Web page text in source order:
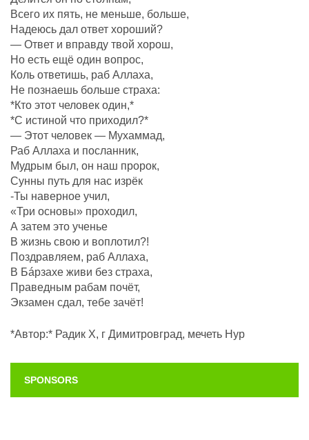
Всего их пять, не меньше, больше,
Надеюсь дал ответ хороший?
— Ответ и вправду твой хорош,
Но есть ещё один вопрос,
Коль ответишь, раб Аллаха,
Не познаешь больше страха:
*Кто этот человек один,*
*С истиной что приходил?*
— Этот человек — Мухаммад,
Раб Аллаха и посланник,
Мудрым был, он наш пророк,
Сунны путь для нас изрёк
-Ты наверное учил,
«Три основы» проходил,
А затем это ученье
В жизнь свою и воплотил?!
Поздравляем, раб Аллаха,
В Бáрзахе живи без страха,
Праведным рабам почëт,
Экзамен сдал, тебе зачёт!
*Автор:* Радик Х, г Димитровград, мечеть Нур
SPONSORS